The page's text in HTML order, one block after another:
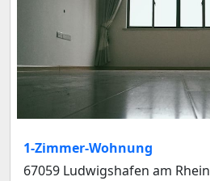
1-Zimmer-Wohnung
67059 Ludwigshafen am Rhein